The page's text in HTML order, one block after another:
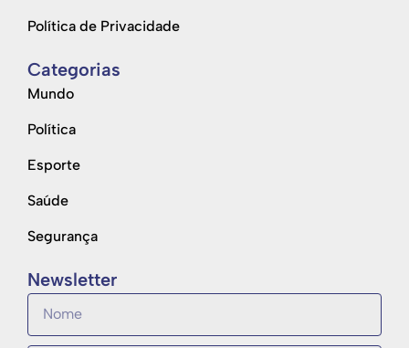
Política de Privacidade
Categorias
Mundo
Política
Esporte
Saúde
Segurança
Newsletter